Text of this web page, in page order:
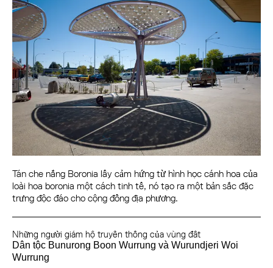
Tán che nắng Boronia lấy cảm hứng từ hình học cánh hoa của
loài hoa boronia một cách tinh tế, nó tạo ra một bản sắc đặc
trưng độc đáo cho cộng đồng địa phương.
Những người giám hộ truyền thống của vùng đất
Dân tộc Bunurong Boon Wurrung và Wurundjeri Woi
Wurrung